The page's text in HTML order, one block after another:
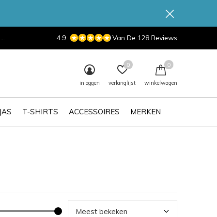
T-SHIRTS ACCESSOIRES MERKEN
inloggen verlanglijst
0
winkelwagen
0
4.9 Van De 128 Reviews